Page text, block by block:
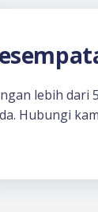
lebih dari
Hubungi